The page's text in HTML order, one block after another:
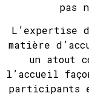
pas
L’expertise
matière
un atout
l’accueil
participants